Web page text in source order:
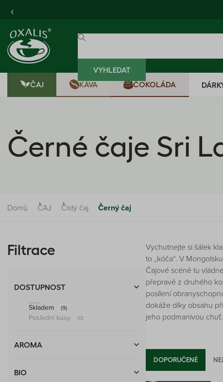
VYHLEDAT
ČAJ KÁVA ČOKOLÁDA
Černé čaje Sri
Domů ČAJ Čistý čaj Černý čaj
Filtrace
DOSTUPNOST
Skladem (9)
Poslední kusy (0)
AROMA
BIO
Vychutnejte si šálek
to „kóča“. V
Čajové scéně tu
přepravě z druhého
posílení
dokáže díky obsahu
jeho podmanivou chuť.
DOPORUČENÉ